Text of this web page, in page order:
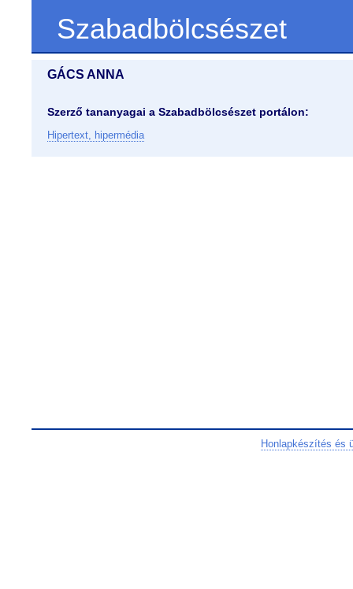
Szabadbölcsészet
GÁCS ANNA
Szerző tananyagai a Szabadbölcsészet portálon:
Hipertext, hipermédia
Honlapkészítés és